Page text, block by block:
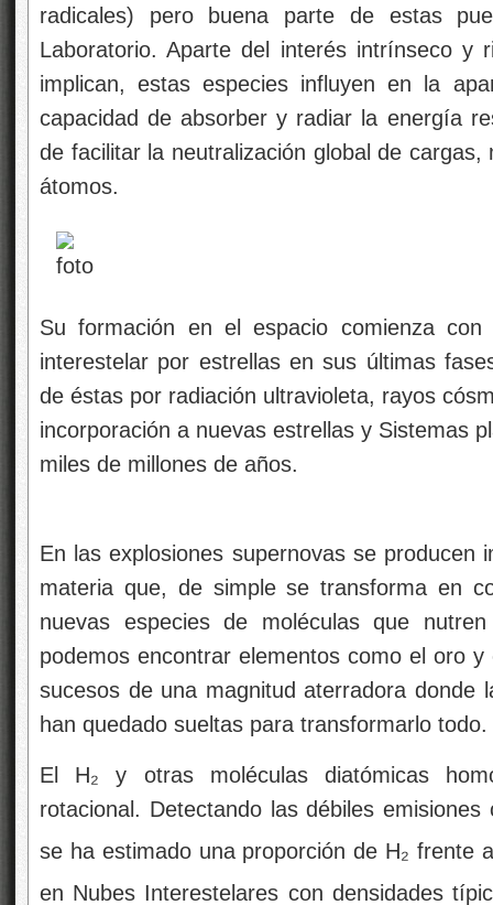
radicales) pero buena parte de estas
Laboratorio. Aparte del interés intrínseco y
implican, estas especies influyen en la
capacidad de absorber y radiar la energía
de facilitar la neutralización global de
átomos.
Su formación en el espacio comienza
interestelar por estrellas en sus últimas
de éstas por radiación ultravioleta, rayos
incorporación a nuevas estrellas y Sistemas
miles de millones de años.
En las explosiones supernovas se producen
materia que, de simple se transforma en
nuevas especies de moléculas que
podemos encontrar elementos como el oro
sucesos de una magnitud aterradora donde
han quedado sueltas para transformarlo todo.
El H₂ y otras moléculas diatómicas
rotacional. Detectando las débiles
se ha estimado una proporción de H₂ frente
en Nubes Interestelares con densidades